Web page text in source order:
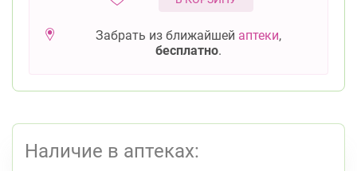
Забрать из ближайшей аптеки,
бесплатно.
Наличие в аптеках: